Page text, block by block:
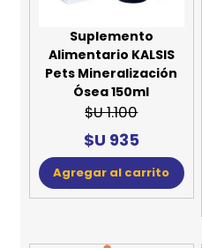
Suplemento
Alimentario KALSIS
Pets Mineralización
Ósea 150ml
$U 1.100
$U 935
Agregar al carrito